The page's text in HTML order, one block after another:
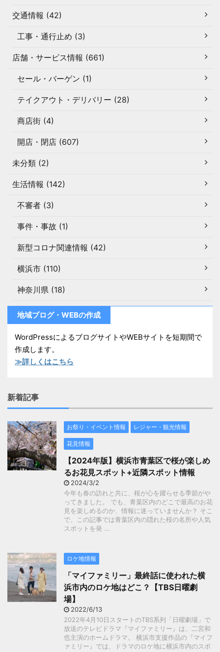
交通情報 (42)
工事・通行止め (3)
店舗・サービス情報 (661)
セール・バーゲン (1)
テイクアウト・デリバリー (28)
商店街 (4)
開店・閉店 (607)
未分類 (2)
生活情報 (142)
不審者 (3)
事件・事故 (1)
新型コロナ関連情報 (42)
横浜市 (110)
神奈川県 (18)
地域ブログ・WEBの作成
WordPressによるブログサイトやWEBサイトを短期間で
作成します。
≫詳しくはこちら
新着記事
お祭り・イベント情報 レジャー・観光情報
花見情報
【2024年版】横浜市青葉区で桜が楽しめ
るお花見スポット+近隣スポット情報
2024/3/2
今年も春の訪れと共に、桜が心を躍らせる季節がや
ってきました。 でも、青葉区内のどこで最高のお花
見を楽しめるのか、情報に迷っていませんか？ そこ
で、この記事では青葉区内の隠れた桜の名所や人気
スポットを発 ...
ロケ地情報
「マイファミリー」最終話に使われた横
浜市内のロケ地はどこ？【TBS日曜劇
場】
2022/6/13
2022年4月10日スタートのTBS系列「日曜劇場」で
放送のテレビドラマ『マイファミリー』は、二宮和
也主演のホームドラマ。 横浜市支援作品の『マイフ
ァミリー』では、ドラマのロケ地に横浜市内のスポ